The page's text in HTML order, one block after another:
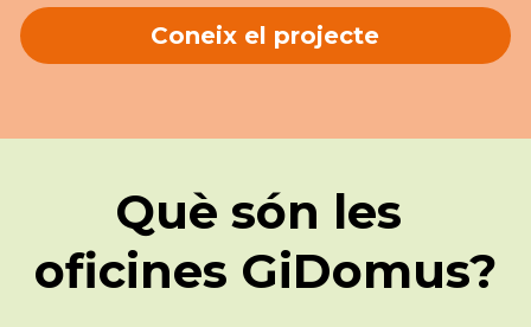
Coneix el projecte
Què són les
oficines GiDomus?